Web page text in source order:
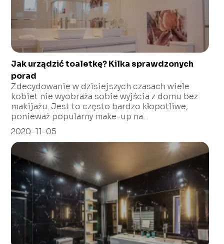
Jak urządzić toaletkę? Kilka sprawdzonych
porad
Zdecydowanie w dzisiejszych czasach wiele
kobiet nie wyobraża sobie wyjścia z domu bez
makijażu. Jest to często bardzo kłopotliwe,
ponieważ popularny make-up na...
2020-11-05